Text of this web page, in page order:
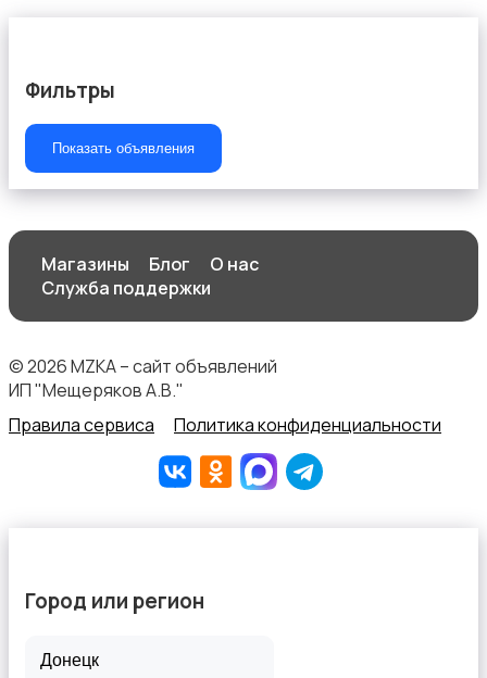
Фильтры
Показать объявления
Магазины Блог
О нас
Служба поддержки
© 2026 MZKA – сайт объявлений
ИП "Мещеряков А.В."
Правила сервиса
Политика конфиденциальности
Город или регион